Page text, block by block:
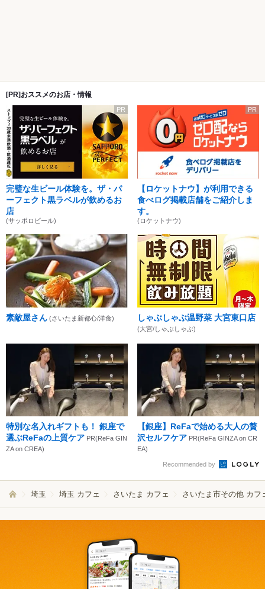
[PR]おススメのお店・情報
PR
完璧な生ビール体験を。ザ・パ
ーフェクト黒ラベルが飲めるお
店
(サッポロビール)
PR
【ロケットナウ】が利用できる
食べログ掲載店舗をご紹介しま
す。
(ロケットナウ)
素敵屋さん (さいたま新都心/洋食) しゃぶしゃぶ温野菜 大宮東口店
(大宮/しゃぶしゃぶ)
特別な名入れギフトも！ 銀座で
選ぶReFaの上質ケア PR(ReFa GIN
ZA on CREA)
【銀座】ReFaで始める大人の贅
沢セルフケア PR(ReFa GINZA on CR
EA)
Recommended by
埼玉 埼玉 カフェ さいたま カフェ さいたま市その他 カフ